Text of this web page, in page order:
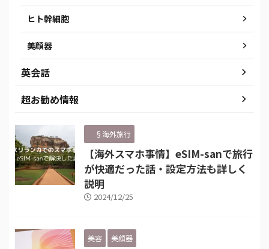
ヒト幹細胞
美顔器
英会話
超お勧め情報
§海外旅行
【海外スマホ事情】eSIM-sanで旅行
が快適だった話・設定方法も詳しく
説明
2024/12/25
美容 美顔器